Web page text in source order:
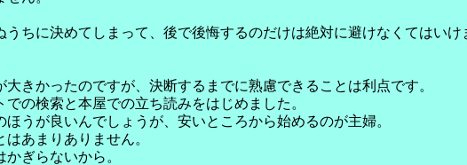
ちに決めてしまって、後で後悔するのだけは絶対に避けなくてはいけ
きかったのですが、決断するまでに熟慮できることは利点です。
の検索と本屋での立ち読みをはじめました。
うが良いんでしょうが、安いところから始めるのが主婦。
あまりありません。
ぎらないから。